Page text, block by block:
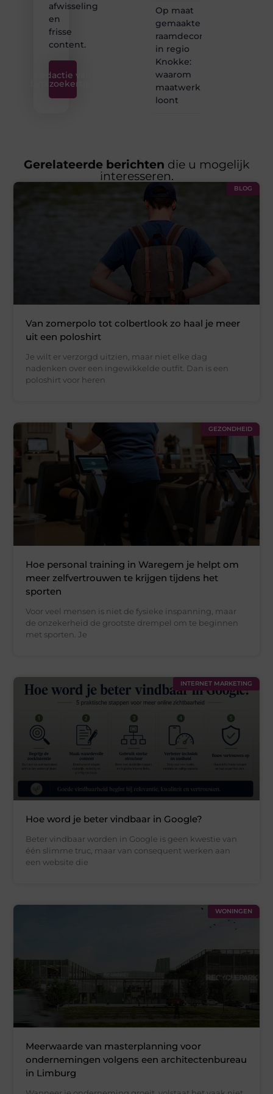
afwisseling
en
frisse
content.
Redactie van
Linkzoekertjes
Op maat
gemaakte
raamdecoratie
in regio
Knokke:
waarom
maatwerk
loont
Gerelateerde berichten die u mogelijk
interesseren.
BLOG
Van zomerpolo tot colbertlook zo haal je meer
uit een poloshirt
Je wilt er verzorgd uitzien, maar niet elke dag
nadenken over een ingewikkelde outfit. Dan is een
poloshirt voor heren
GEZONDHEID
Hoe personal training in Waregem je helpt om
meer zelfvertrouwen te krijgen tijdens het
sporten
Voor veel mensen is niet de fysieke inspanning, maar
de onzekerheid de grootste drempel om te beginnen
met sporten. Je
INTERNET MARKETING
Hoe word je beter vindbaar in Google?
Beter vindbaar worden in Google is geen kwestie van
één slimme truc, maar van consequent werken aan
een website die
WONINGEN
Meerwaarde van masterplanning voor
ondernemingen volgens een architectenbureau
in Limburg